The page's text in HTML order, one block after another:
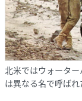
北米ではウォータ
は異なる名で呼ばれ